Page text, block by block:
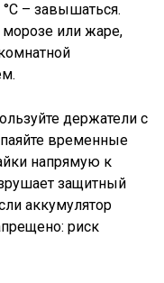
– завышаться.
морозе или жаре,
держатели с
временные
напрямую к
защитный
аккумулятор
риск